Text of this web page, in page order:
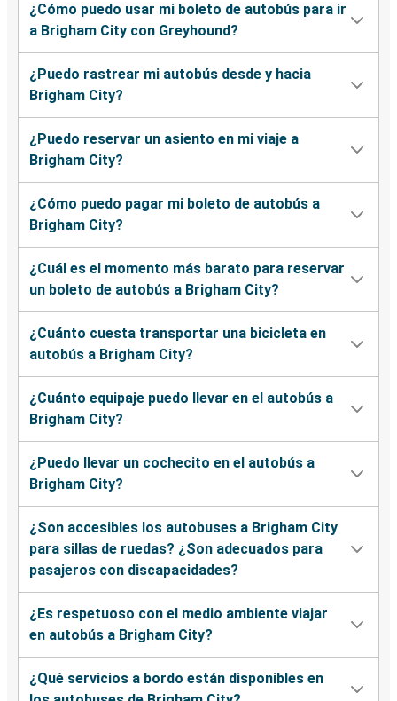
¿Cómo puedo usar mi boleto de autobús para ir
a Brigham City con Greyhound?
¿Puedo rastrear mi autobús desde y hacia
Brigham City?
¿Puedo reservar un asiento en mi viaje a
Brigham City?
¿Cómo puedo pagar mi boleto de autobús a
Brigham City?
¿Cuál es el momento más barato para reservar
un boleto de autobús a Brigham City?
¿Cuánto cuesta transportar una bicicleta en
autobús a Brigham City?
¿Cuánto equipaje puedo llevar en el autobús a
Brigham City?
¿Puedo llevar un cochecito en el autobús a
Brigham City?
¿Son accesibles los autobuses a Brigham City
para sillas de ruedas? ¿Son adecuados para
pasajeros con discapacidades?
¿Es respetuoso con el medio ambiente viajar
en autobús a Brigham City?
¿Qué servicios a bordo están disponibles en